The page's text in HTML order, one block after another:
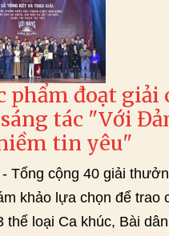
phẩm đoạt giải
tác "Với
tin yêu"
- Tổng cộng 40 giải
khảo lựa chọn để trao
thể loại Ca khúc, Bài